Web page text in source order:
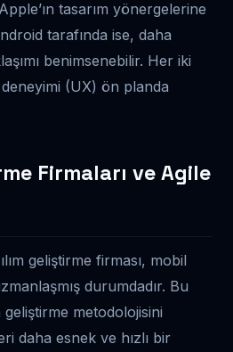
tasarım yönergelerine
tarafında ise, daha
benimsenebilir. Her iki
(UX) ön planda
Firmaları ve Agile
geliştirme firması, mobil
durumdadır. Bu
geliştirme metodolojisini
daha esnek ve hızlı bir